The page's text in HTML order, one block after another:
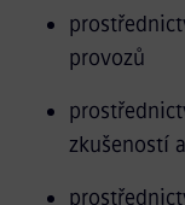
provozů
zkušeností